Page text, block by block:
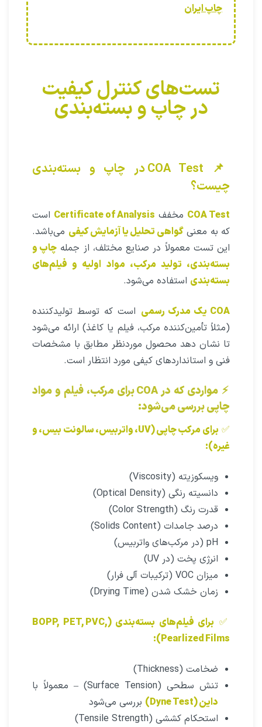
چاپ ایران
تست‌های کنترل کیفیت
در چاپ و بسته‌بندی
📌 COA Test در چاپ و بسته‌بندی
چیست؟
COA Test مخفف Certificate of Analysis است
که به معنیگواهی تحلیل یا آزمایش کیفی می‌باشد.
این تست معمولاً در صنایع مختلف، از جمله چاپ و
بسته‌بندی، تولید مرکب، مواد اولیه و فیلم‌های
بسته‌بندی استفاده می‌شود.
COA یک مدرک رسمی
است که توسط تولیدکننده
(مثلاً تأمین‌کننده مرکب، فیلم یا کاغذ) ارائه می‌شود
تا نشان دهد محصول موردنظر مطابق با مشخصات
فنی و استانداردهای کیفی مورد انتظار است.
⚡
مواردی که در COA برای مرکب، فیلم و مواد
چاپی بررسی می‌شود:
✅
برای مرکب چاپی (UV، واتربیس، سالونت بیس، و
غیره):
ویسکوزیته (Viscosity)
دانسیته رنگی (Optical Density)
قدرت رنگ (Color Strength)
درصد جامدات (Solids Content)
pH (در مرکب‌های واتربیس)
انرژی پخت (در UV)
میزان VOC (ترکیبات آلی فرار)
زمان خشک شدن (Drying Time)
✅
برای فیلم‌های بسته‌بندی (BOPP, PET, PVC,
Pearlized Films):
ضخامت (Thickness)
تنش سطحی (Surface Tension) – معمولاً با
داین (Dyne Test)
بررسی می‌شود
استحکام کششی (Tensile Strength)